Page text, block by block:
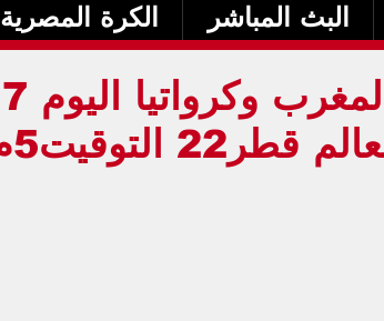
البث المباشر الكرة المصرية